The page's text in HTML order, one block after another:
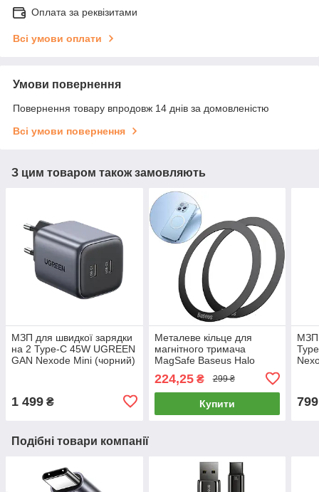
Оплата за реквізитами
Всі умови оплати
Умови повернення
Повернення товару впродовж 14 днів за домовленістю
Всі умови повернення
З цим товаром також замовляють
МЗП для швидкої зарядки
на 2 Type-C 45W UGREEN
GAN Nexode Mini (чорний)
1 499 ₴
Металеве кільце для
магнітного тримача
MagSafe Baseus Halo
Series Magnetic Metal Ring
(2шт) (чорний)
224,25₴ 299 ₴
Купити
МЗП
799
Подібні товари компанії